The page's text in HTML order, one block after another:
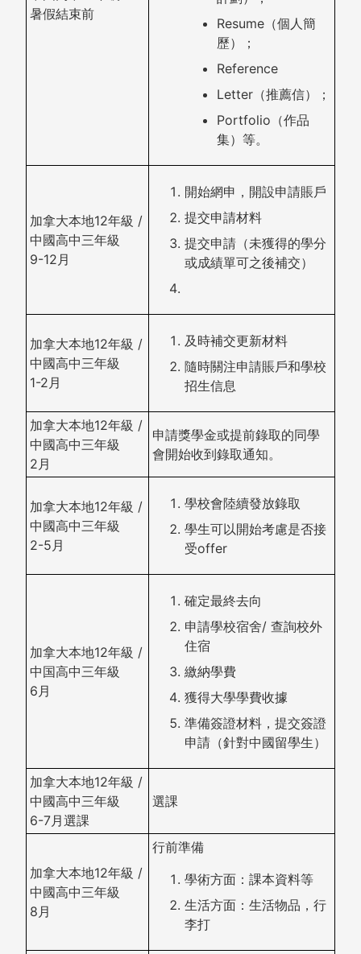
暑假結束前
Resume（個人簡
歷）；
Reference
Letter（推薦信）；
Portfolio（作品
集）等。
加拿大本地12年級 /
中國高中三年級
9-12月
開始網申，開設申請賬戶
提交申請材料
提交申請（未獲得的學分
或成績單可之後補交）
加拿大本地12年級 /
中國高中三年級
1-2月
及時補交更新材料
隨時關注申請賬戶和學校
招生信息
加拿大本地12年級 /
中國高中三年級
2月
申請獎學金或提前錄取的同學
會開始收到錄取通知。
加拿大本地12年級 /
中國高中三年級
2-5月
學校會陸續發放錄取
學生可以開始考慮是否接
受offer
加拿大本地12年級 /
中国高中三年級
6月
確定最終去向
申請學校宿舍/ 查詢校外
住宿
繳納學費
獲得大學學費收據
準備簽證材料，提交簽證
申請（針對中國留學生）
加拿大本地12年級 /
中國高中三年級
6-7月選課
選課
加拿大本地12年級 /
中國高中三年級
8月
行前準備
學術方面：課本資料等
生活方面：生活物品，行
李打